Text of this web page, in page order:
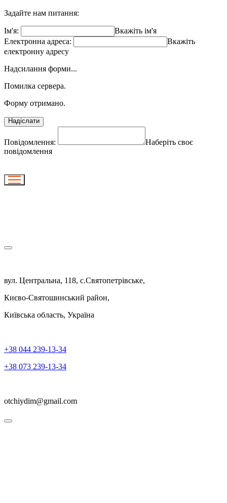
Задайте нам питання:
Ім'я:
Вкажіть ім'я
Електронна адреса:
Вкажіть
електронну адресу
Надсилання форми...
Помилка сервера.
Форму отримано.
Надіслати
Повідомлення:
Наберіть своє
повідомлення
вул. Центральна, 118, с.Святопетрівське,
Києво-Святошинський район,
Київська область, Україна
+38 044 239-13-34
+38 073 239-13-34
otchiydim@gmail.com